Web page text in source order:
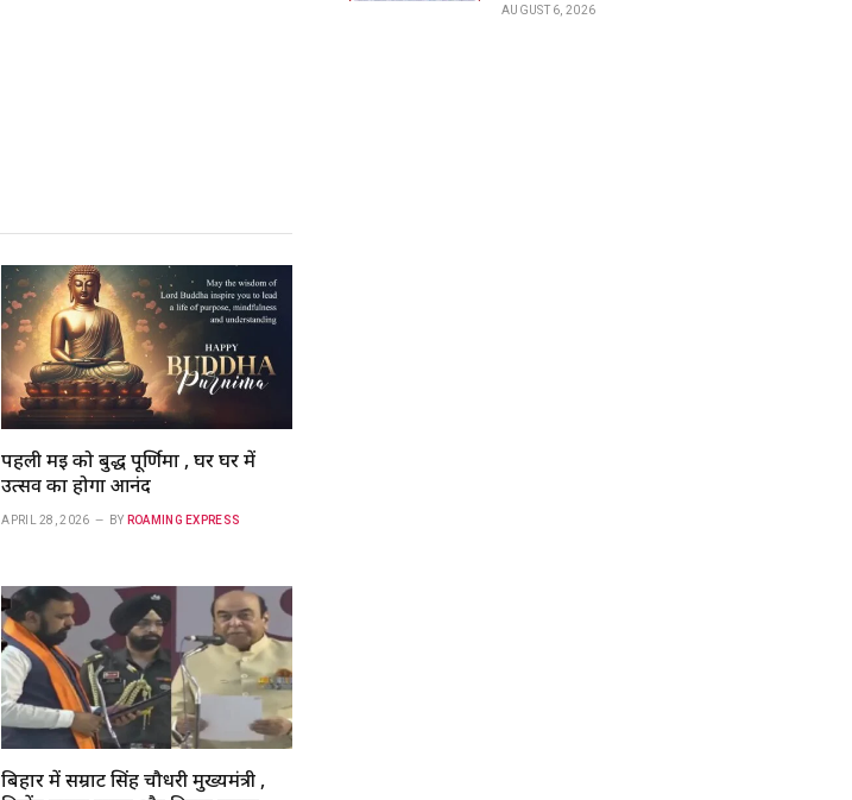
पहली मई को बुद्ध पूर्णिमा , घर घर में
उत्सव का होगा आनंद
APRIL 28, 2026 BY ROAMING EXPRESS
बिहार में सम्राट सिंह चौधरी मुख्यमंत्री ,
AUGUST 6, 2026